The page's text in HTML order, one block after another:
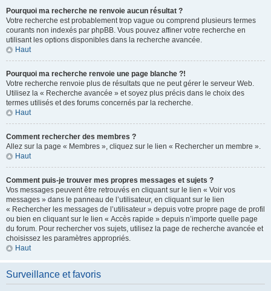
Pourquoi ma recherche ne renvoie aucun résultat ?
Votre recherche est probablement trop vague ou comprend plusieurs termes
courants non indexés par phpBB. Vous pouvez affiner votre recherche en
utilisant les options disponibles dans la recherche avancée.
Haut
Pourquoi ma recherche renvoie une page blanche ?!
Votre recherche renvoie plus de résultats que ne peut gérer le serveur Web.
Utilisez la « Recherche avancée » et soyez plus précis dans le choix des
termes utilisés et des forums concernés par la recherche.
Haut
Comment rechercher des membres ?
Allez sur la page « Membres », cliquez sur le lien « Rechercher un membre ».
Haut
Comment puis-je trouver mes propres messages et sujets ?
Vos messages peuvent être retrouvés en cliquant sur le lien « Voir vos
messages » dans le panneau de l’utilisateur, en cliquant sur le lien
« Rechercher les messages de l’utilisateur » depuis votre propre page de profil
ou bien en cliquant sur le lien « Accès rapide » depuis n’importe quelle page
du forum. Pour rechercher vos sujets, utilisez la page de recherche avancée et
choisissez les paramètres appropriés.
Haut
Surveillance et favoris